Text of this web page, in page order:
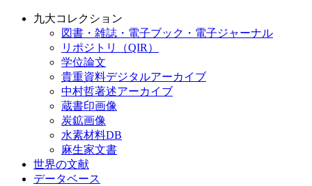
九大コレクション
図書・雑誌・電子ブック・電子ジャーナル
リポジトリ（QIR）
学位論文
貴重資料デジタルアーカイブ
中村哲著述アーカイブ
蔵書印画像
炭鉱画像
水素材料DB
麻生家文書
世界の文献
データベース